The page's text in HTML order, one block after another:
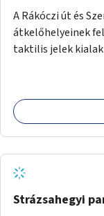
A Rákóczi út és
átkelőhelyeinek
taktilis jelek
Strázsahegyi